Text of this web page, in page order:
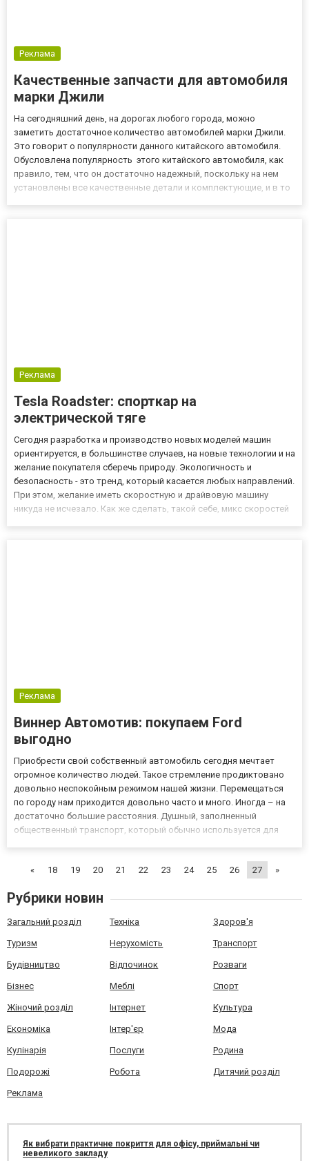
Реклама
Качественные запчасти для автомобиля
марки Джили
На сегодняшний день, на дорогах любого города, можно
заметить достаточное количество автомобилей марки Джили.
Это говорит о популярности данного китайского автомобиля.
Обусловлена популярность этого китайского автомобиля, как
правило, тем, что он достаточно надежный, поскольку на нем
установлены все качественные детали и комплектующие, и в то
Реклама
Tesla Roadster: спорткар на
электрической тяге
Сегодня разработка и производство новых моделей машин
ориентируется, в большинстве случаев, на новые технологии и на
желание покупателя сберечь природу. Экологичность и
безопасность - это тренд, который касается любых направлений.
При этом, желание иметь скоростную и драйвовую машину
никуда не исчезало. Как же сделать, такой себе, микс скоростей
Реклама
Виннер Автомотив: покупаем Ford
выгодно
Приобрести свой собственный автомобиль сегодня мечтает
огромное количество людей. Такое стремление продиктовано
довольно неспокойным режимом нашей жизни. Перемещаться
по городу нам приходится довольно часто и много. Иногда – на
достаточно большие расстояния. Душный, заполненный
общественный транспорт, который обычно используется для
« 18 19 20 21 22 23 24 25 26 27 »
Рубрики новин
Загальний розділ Техніка Здоров'я
Туризм Нерухомість Транспорт
Будівництво Відпочинок Розваги
Бізнес Меблі Спорт
Жіночий розділ Інтернет Культура
Економіка Інтер'єр Мода
Кулінарія Послуги Родина
Подорожі Робота Дитячий розділ
Реклама
Як вибрати практичне покриття для офісу, приймальні чи
невеликого закладу